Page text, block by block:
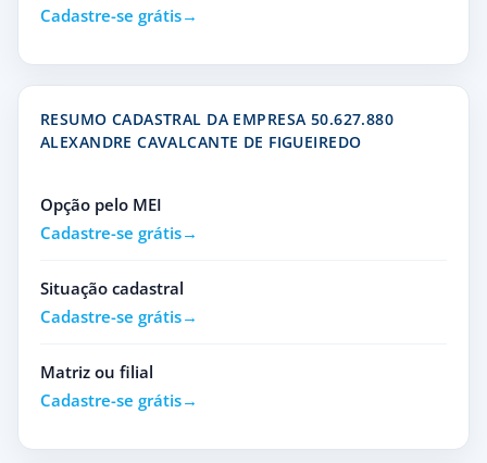
Cadastre-se grátis
RESUMO CADASTRAL DA EMPRESA 50.627.880
ALEXANDRE CAVALCANTE DE FIGUEIREDO
Opção pelo MEI
Cadastre-se grátis
Situação cadastral
Cadastre-se grátis
Matriz ou filial
Cadastre-se grátis